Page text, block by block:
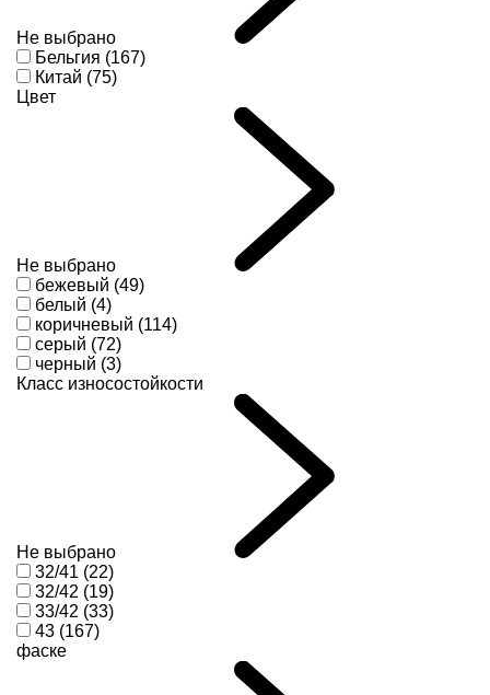
Не выбрано
Бельгия (167)
Китай (75)
Цвет
Не выбрано
бежевый (49)
белый (4)
коричневый (114)
серый (72)
черный (3)
Класс износостойкости
Не выбрано
32/41 (22)
32/42 (19)
33/42 (33)
43 (167)
фаске